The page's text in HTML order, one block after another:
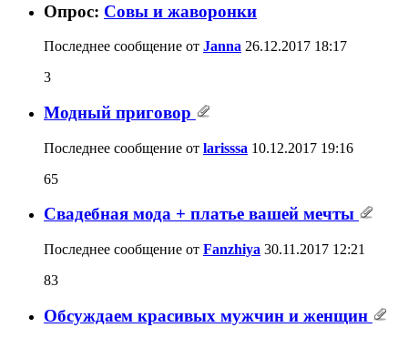
Опрос: Совы и жаворонки
Последнее сообщение от Janna 26.12.2017 18:17
3
Модный приговор
Последнее сообщение от larisssa 10.12.2017 19:16
65
Свадебная мода + платье вашей мечты
Последнее сообщение от Fanzhiya 30.11.2017 12:21
83
Обсуждаем красивых мужчин и женщин